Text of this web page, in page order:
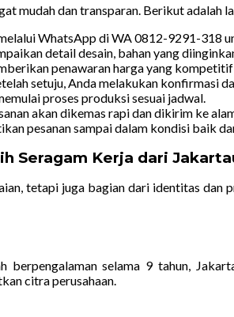
mudah dan transparan. Berikut adalah
WhatsApp di WA 0812-9291-318
detail desain, bahan yang
penawaran harga yang
setuju, Anda melakukan konfirmasi
proses produksi sesuai jadwal.
akan dikemas rapi dan dikirim ke
pesanan sampai dalam kondisi baik
Seragam Kerja dari
tetapi juga bagian dari identitas
berpengalaman selama 9 tahun,
citra perusahaan.